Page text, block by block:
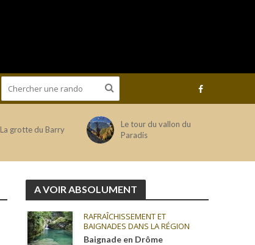
La grotte du Barry
Le tour du vallon du
Paradis
A VOIR ABSOLUMENT
RAFRAÎCHISSEMENT ET
BAIGNADES DANS LA RÉGION
Baignade en Drôme